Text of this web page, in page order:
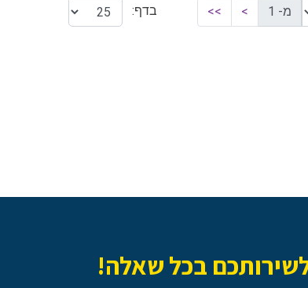
מ- 1 >
>> בדף:
בכל שאלה!